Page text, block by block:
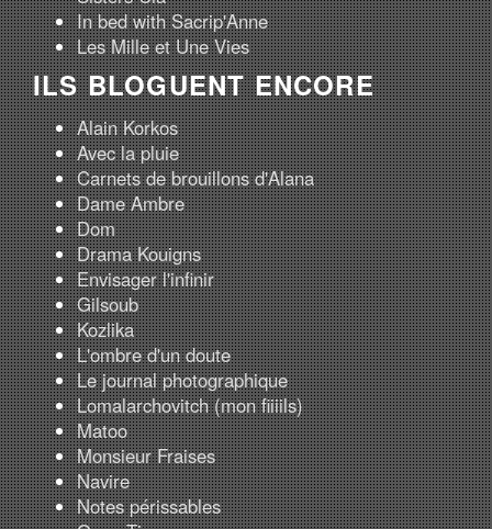
In bed with Sacrip'Anne
Les Mille et Une Vies
ILS BLOGUENT ENCORE
Alain Korkos
Avec la pluie
Carnets de brouillons d'Alana
Dame Ambre
Dom
Drama Kouigns
Envisager l'infinir
Gilsoub
Kozlika
L'ombre d'un doute
Le journal photographique
Lomalarchovitch (mon fiiiils)
Matoo
Monsieur Fraises
Navire
Notes périssables